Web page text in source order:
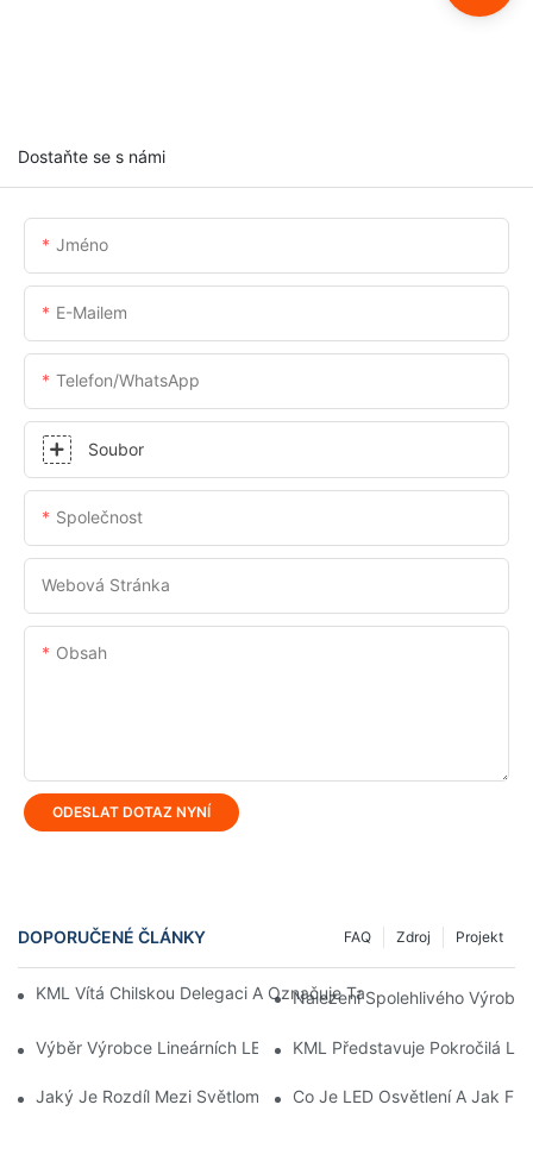
Dostaňte se s námi
Jméno
E-Mailem
Telefon/whatsApp
Soubor
Společnost
Webová Stránka
Obsah
ODESLAT DOTAZ NYNÍ
DOPORUČENÉ ČLÁNKY Projekt
Zdroj
FAQ
KML Vítá Chilskou Delegaci A Označuje Tak Strategickou
Nalezení Spolehlivého
Výběr Výrobce Lineárních LED Světel V Číně: Výhody A
KML Představuje Pokročilá
Jaký Je Rozdíl Mezi Světlometem A LED Tunelovým Světlem?
Co Je LED Osvětlení A Jak